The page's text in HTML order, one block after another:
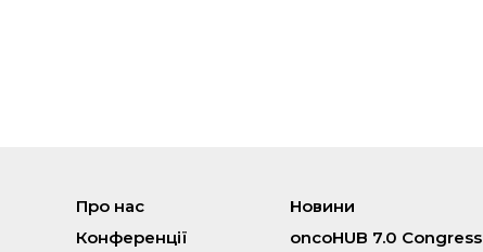
Про нас
Новини
Конференції
oncoHUB 7.0 Congress